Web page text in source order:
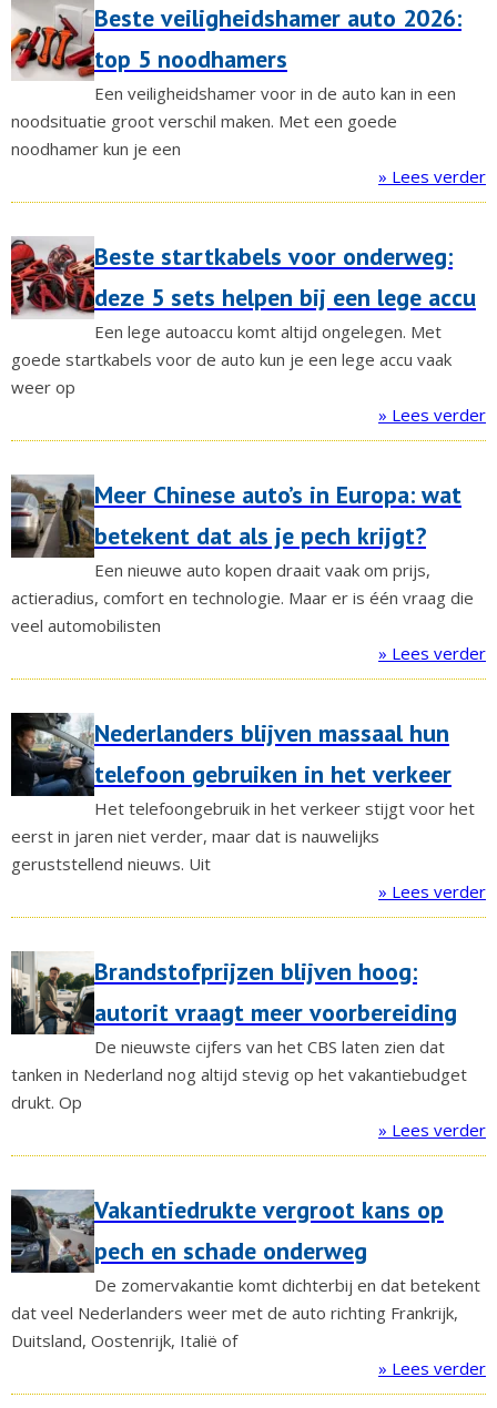
Beste veiligheidshamer auto 2026:
top 5 noodhamers
Een veiligheidshamer voor in de auto kan in een
noodsituatie groot verschil maken. Met een goede
noodhamer kun je een
» Lees verder
Beste startkabels voor onderweg:
deze 5 sets helpen bij een lege accu
Een lege autoaccu komt altijd ongelegen. Met
goede startkabels voor de auto kun je een lege accu vaak
weer op
» Lees verder
Meer Chinese auto’s in Europa: wat
betekent dat als je pech krijgt?
Een nieuwe auto kopen draait vaak om prijs,
actieradius, comfort en technologie. Maar er is één vraag die
veel automobilisten
» Lees verder
Nederlanders blijven massaal hun
telefoon gebruiken in het verkeer
Het telefoongebruik in het verkeer stijgt voor het
eerst in jaren niet verder, maar dat is nauwelijks
geruststellend nieuws. Uit
» Lees verder
Brandstofprijzen blijven hoog:
autorit vraagt meer voorbereiding
De nieuwste cijfers van het CBS laten zien dat
tanken in Nederland nog altijd stevig op het vakantiebudget
drukt. Op
» Lees verder
Vakantiedrukte vergroot kans op
pech en schade onderweg
De zomervakantie komt dichterbij en dat betekent
dat veel Nederlanders weer met de auto richting Frankrijk,
Duitsland, Oostenrijk, Italië of
» Lees verder